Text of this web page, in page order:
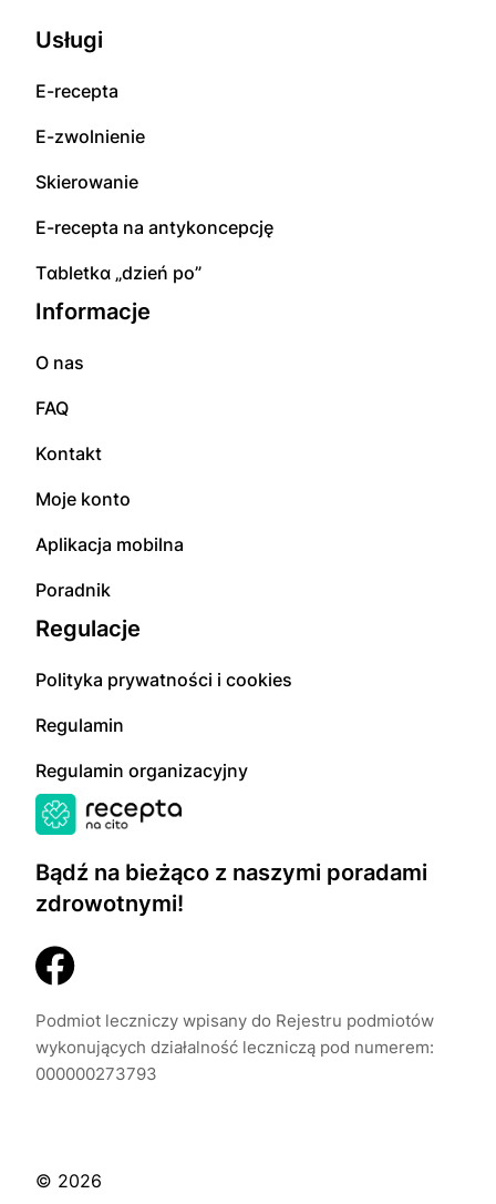
Bądź na bieżąco z naszymi poradami
zdrowotnymi!
Podmiot leczniczy wpisany do Rejestru podmiotów
wykonujących działalność leczniczą pod numerem:
000000273793
Usługi
E-rесерta
E-zwolnienie
Skierowanie
E-rесерta na аntуkоnсерсję
Tɑbletkɑ „dzień po”
Informacje
O nas
FAQ
Kontakt
Moje konto
Aplikacja mobilna
Poradnik
Regulacje
Polityka prywatności i cookies
Regulamin
Regulamin organizacyjny
© 2026